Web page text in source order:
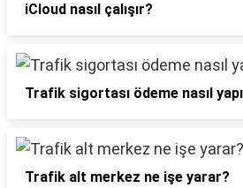
iCloud nasıl çalışır?
Trafik sigortası ödeme nasıl
Trafik alt merkez ne işe yarar?